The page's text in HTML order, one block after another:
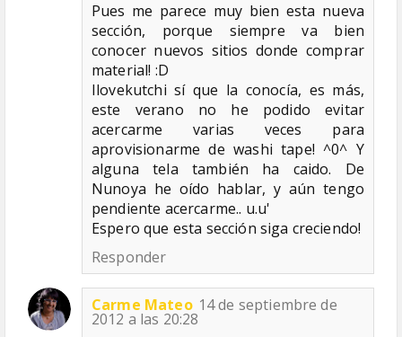
Pues me parece muy bien esta nueva
sección, porque siempre va bien
conocer nuevos sitios donde comprar
material! :D
Ilovekutchi sí que la conocía, es más,
este verano no he podido evitar
acercarme varias veces para
aprovisionarme de washi tape! ^0^ Y
alguna tela también ha caido. De
Nunoya he oído hablar, y aún tengo
pendiente acercarme.. u.u'
Espero que esta sección siga creciendo!
Responder
Carme Mateo 14 de septiembre de
2012 a las 20:28